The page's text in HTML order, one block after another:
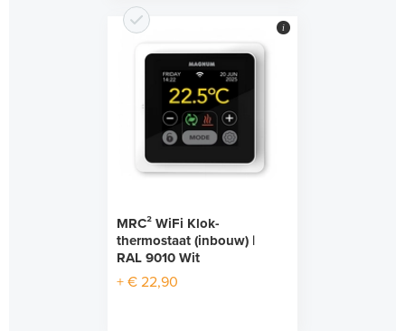
MRC² WiFi Klok-
thermostaat (inbouw) |
RAL 9010 Wit
+ € 22,90
i